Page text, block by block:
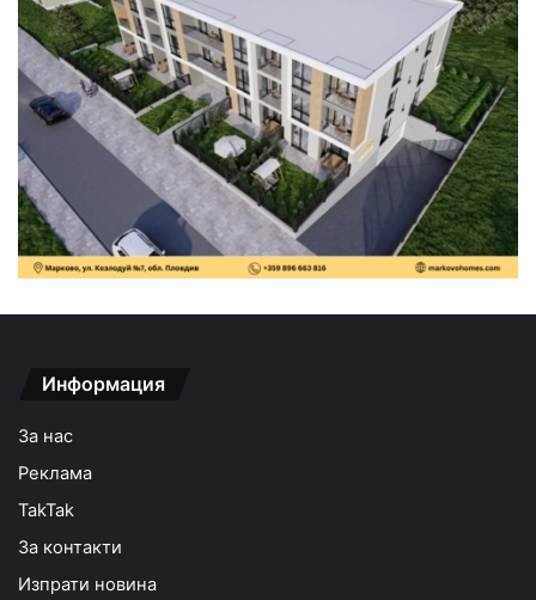
Информация
За нас
Реклама
TakTak
За контакти
Изпрати новина